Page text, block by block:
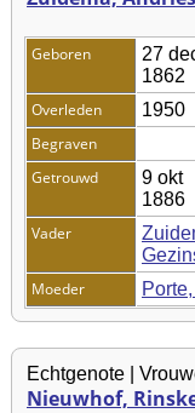
Geboren
27
1862
Overleden
1950
Begraven
Getrouwd
9 okt
1886
Vader
Moeder
Echtgenote |
Nieuwhof,